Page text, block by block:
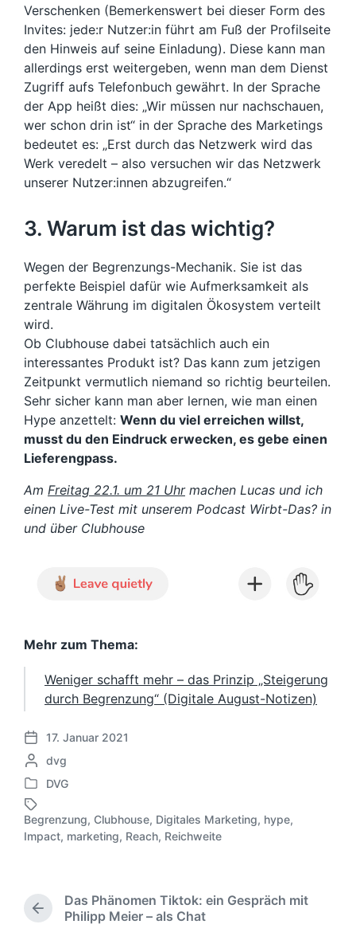
Verschenken (Bemerkenswert bei dieser Form des
Invites: jede:r Nutzer:in führt am Fuß der Profilseite
den Hinweis auf seine Einladung). Diese kann man
allerdings erst weitergeben, wenn man dem Dienst
Zugriff aufs Telefonbuch gewährt. In der Sprache
der App heißt dies: „Wir müssen nur nachschauen,
wer schon drin ist“ in der Sprache des Marketings
bedeutet es: „Erst durch das Netzwerk wird das
Werk veredelt – also versuchen wir das Netzwerk
unserer Nutzer:innen abzugreifen.“
3. Warum ist das wichtig?
Wegen der Begrenzungs-Mechanik. Sie ist das
perfekte Beispiel dafür wie Aufmerksamkeit als
zentrale Währung im digitalen Ökosystem verteilt
wird.
Ob Clubhouse dabei tatsächlich auch ein
interessantes Produkt ist? Das kann zum jetzigen
Zeitpunkt vermutlich niemand so richtig beurteilen.
Sehr sicher kann man aber lernen, wie man einen
Hype anzettelt: Wenn du viel erreichen willst,
musst du den Eindruck erwecken, es gebe einen
Lieferengpass.
Am Freitag 22.1. um 21 Uhrmachen Lucas und ich
einen Live-Test mit unserem Podcast Wirbt-Das? in
und über Clubhouse
Mehr zum Thema:
Weniger schafft mehr – das Prinzip „Steigerung
durch Begrenzung“ (Digitale August-Notizen)
V
e
r
ö
f
f
i
17. Januar 2021
G
e
c
h
r
b
e
dvg
V
e
r
ö
n
DVG
S
c
a
g
Begrenzung, Clubhouse, Digitales Marketing, hype,
Impact, marketing, Reach, Reichweite
V
Das Phänomen Tiktok: ein Gespräch mit
Philipp Meier – als Chat